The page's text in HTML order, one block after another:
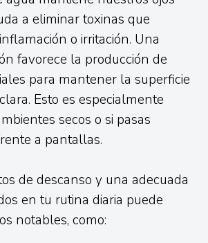
a eliminar toxinas que
o irritación. Una
favorece la producción de
para mantener la superficie
Esto es especialmente
secos o si pasas
a pantallas.
de descanso y una adecuada
en tu rutina diaria puede
notables, como: